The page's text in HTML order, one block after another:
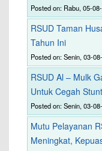
Posted on: Rabu, 05-
RSUD Taman
Tahun Ini
Posted on: Senin, 03-
RSUD Al – Mulk
Untuk Cegah
Posted on: Senin, 03-
Mutu Pelayanan
Meningkat,